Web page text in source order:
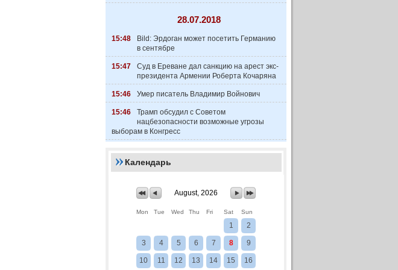
28.07.2018
15:48
Bild: Эрдоган может посетить Германию
в сентябре
15:47
Суд в Ереване дал санкцию на арест экс-
президента Армении Роберта Кочаряна
15:46 Умер писатель Владимир Войнович
15:46
Трамп обсудил с Советом
нацбезопасности возможные угрозы
выборам в Конгресс
Календарь
August, 2026
Mon Tue Wed Thu Fri Sat Sun
1 2
3 4 5 6 7 8 9
10 11 12 13 14 15 16